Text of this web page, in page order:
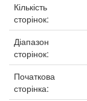
Кількість
сторінок:
Діапазон
сторінок:
Початкова
сторінка: